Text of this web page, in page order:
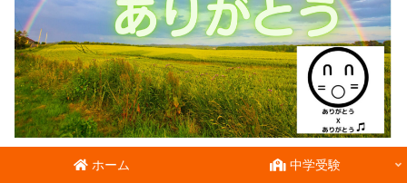
ホーム 中学受験